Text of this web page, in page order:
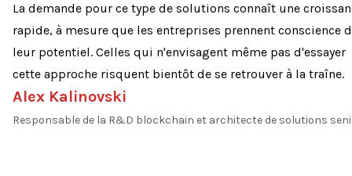
La demande pour ce type de solutions connaît une
rapide, à mesure que les entreprises prennent conscience
leur potentiel. Celles qui n'envisagent même pas d'essayer
cette approche risquent bientôt de se retrouver à la traîne.
Alex Kalinovski
Responsable de la R&D blockchain et architecte de solutions